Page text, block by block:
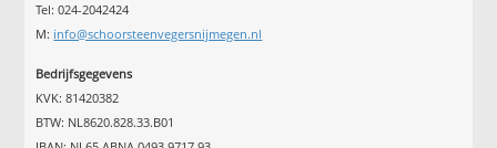
Tel: 024-2042424
M: info@schoorsteenvegersnijmegen.nl
Bedrijfsgegevens
KVK: 81420382
BTW: NL8620.828.33.B01